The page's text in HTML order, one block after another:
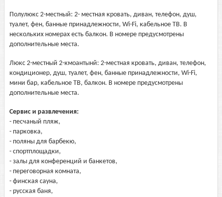
Полулюкс 2-местный: 2- местная кровать, диван, телефон, душ,
туалет, фен, банные принадлежности, Wi-Fi, кабельное ТВ. В
нескольких номерах есть балкон. В номере предусмотрены
дополнительные места.
Люкс 2-местный 2-кмоантынй: 2-местная кровать, диван, телефон,
кондиционер, душ, туалет, фен, банные принадлежности, Wi-Fi,
мини бар, кабельное ТВ, балкон. В номере предусмотрены
дополнительные места.
Сервис и развлечения:
- песчаный пляж,
- парковка,
- поляны для барбекю,
- спортплощадки,
- залы для конференций и банкетов,
- переговорная комната,
- финская сауна,
- русская баня,